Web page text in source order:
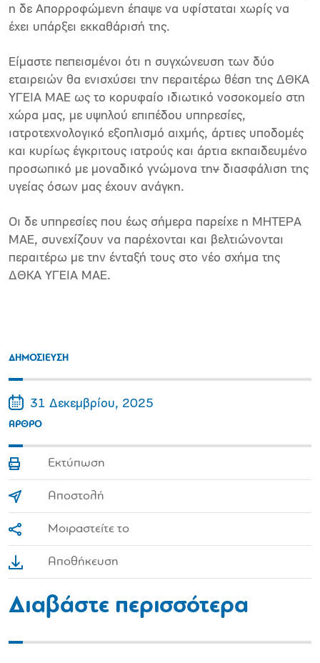
η δε Απορροφώμενη έπαψε να υφίσταται χωρίς να
έχει υπάρξει εκκαθάρισή της.
Είμαστε πεπεισμένοι ότι η συγχώνευση των δύο
εταιρειών θα ενισχύσει την περαιτέρω θέση της ΔΘΚΑ
ΥΓΕΙΑ ΜΑΕ ως το κορυφαίο ιδιωτικό νοσοκομείο στη
χώρα μας, με υψηλού επιπέδου υπηρεσίες,
ιατροτεχνολογικό εξοπλισμό αιχμής, άρτιες υποδομές
και κυρίως έγκριτους ιατρούς και άρτια εκπαιδευμένο
προσωπικό με μοναδικό γνώμονα την διασφάλιση της
υγείας όσων μας έχουν ανάγκη.
Οι δε υπηρεσίες που έως σήμερα παρείχε η ΜΗΤΕΡΑ
ΜΑΕ, συνεχίζουν να παρέχονται και βελτιώνονται
περαιτέρω με την ένταξή τους στο νέο σχήμα της
ΔΘΚΑ ΥΓΕΙΑ ΜΑΕ.
ΔΗΜΟΣΙΕΥΣΗ
31 Δεκεμβρίου, 2025
ΑΡΘΡΟ
Εκτύπωση
Αποστολή
Μοιραστείτε το
Αποθήκευση
Διαβάστε περισσότερα